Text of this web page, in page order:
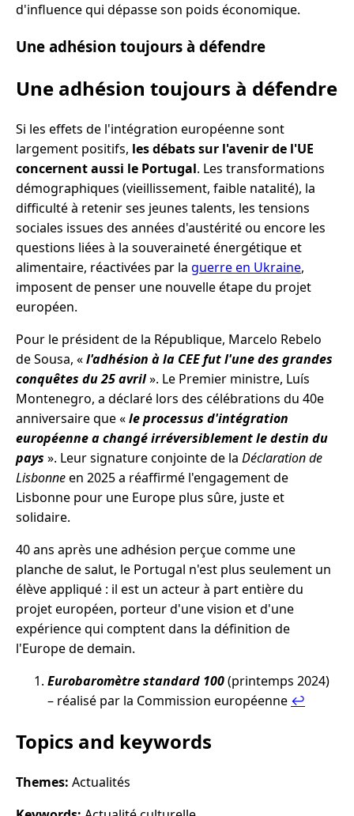
d'influence qui dépasse son poids économique.
Une adhésion toujours à défendre
Une adhésion toujours à défendre
Si les effets de l'intégration européenne sont
largement positifs, les débats sur l'avenir de l'UE
concernent aussi le Portugal. Les transformations
démographiques (vieillissement, faible natalité), la
difficulté à retenir ses jeunes talents, les tensions
sociales issues des années d'austérité ou encore les
questions liées à la souveraineté énergétique et
alimentaire, réactivées par la guerre en Ukraine,
imposent de penser une nouvelle étape du projet
européen.
Pour le président de la République, Marcelo Rebelo
de Sousa, «l'adhésion à la CEE fut l'une des grandes
conquêtes du 25 avril». Le Premier ministre, Luís
Montenegro, a déclaré lors des célébrations du 40e
anniversaire que«le processus d'intégration
européenne a changé irréversiblement le destin du
pays ». Leur signature conjointe de la Déclaration de
Lisbonneen 2025 a réaffirmé l'engagement de
Lisbonne pour une Europe plus sûre, juste et
solidaire.
40 ans après une adhésion perçue comme une
planche de salut, le Portugal n'est plus seulement un
élève appliqué : il est un acteur à part entière du
projet européen, porteur d'une vision et d'une
expérience qui comptent dans la définition de
l'Europe de demain.
Eurobaromètre standard 100(printemps 2024)
– réalisé par la Commission européenne ↩︎
Topics and keywords
Themes: Actualités